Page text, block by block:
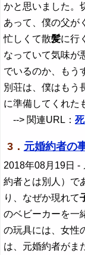
かと思いました。
あって、僕の父が
忙しくて散髪に行
なっていて気味が
でいるのか、もう
別荘は、僕はもう
に準備してくれた
--> 関連URL：
3． 元婚約者の
2018年08月19日 -
約者とは別人）で
り、なぜか現れて
のベビーカーを一
の玩具には、女性
は、元婚約者がま